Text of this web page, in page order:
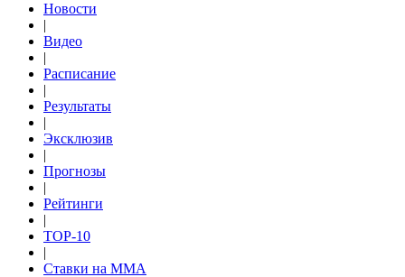
Новости
|
Видео
|
Расписание
|
Результаты
|
Эксклюзив
|
Прогнозы
|
Рейтинги
|
TOP-10
|
Ставки на ММА